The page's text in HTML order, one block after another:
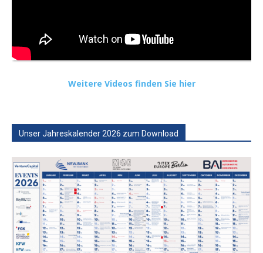
Weitere Videos finden Sie hier
Unser Jahreskalender 2026 zum Download